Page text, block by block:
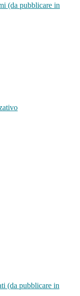
(da pubblicare in
(da pubblicare in